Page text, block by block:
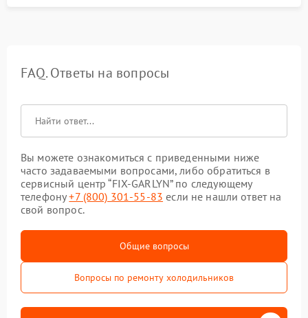
FAQ. Ответы на вопросы
Вы можете ознакомиться с приведенными ниже
часто задаваемыми вопросами, либо обратиться в
сервисный центр “FIX-GARLYN” по следующему
телефону+7 (800) 301-55-83 если не нашли ответ на
свой вопрос.
Общие вопросы
Вопросы по ремонту холодильников